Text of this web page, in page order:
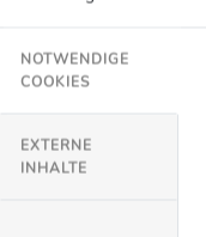
NOTWENDIGE
COOKIES
EXTERNE
INHALTE